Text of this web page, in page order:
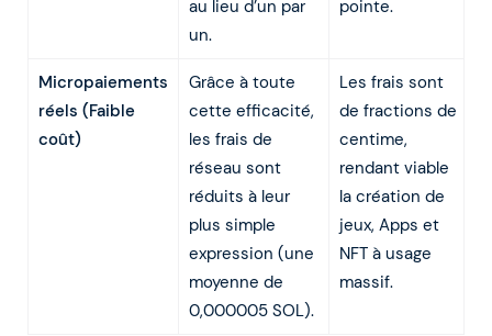
au lieu d’un par
un.
pointe.
Micropaiements
réels (Faible
coût)
Grâce à toute
cette efficacité,
les frais de
réseau sont
réduits à leur
plus simple
expression (une
moyenne de
0,000005 SOL).
Les frais sont
de fractions de
centime,
rendant viable
la création de
jeux, Apps et
NFT à usage
massif.